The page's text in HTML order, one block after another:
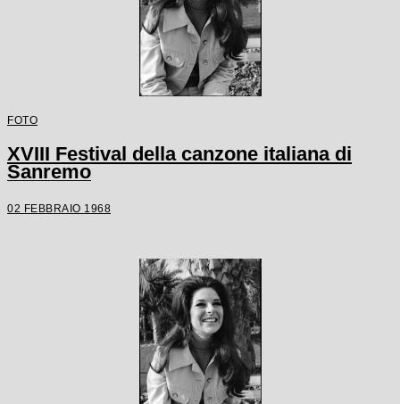
FOTO
XVIII Festival della canzone italiana di
Sanremo
02 FEBBRAIO 1968